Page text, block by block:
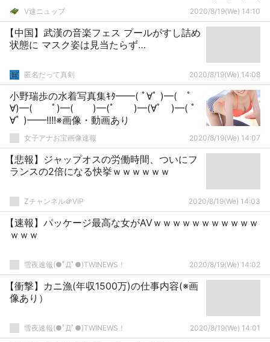
V速ニュップ 2020/8/19(We) 14:10
【中国】武漢の音楽フェス プールがすし詰め
状態に マスク姿は見当たらず…
匿名だって真剣 2020/8/19(We) 14:08
小野瑞歩の水着写真集ｷﾀ━━( ﾟ∀ﾟ )━( ﾟ
∀)━( ﾟ)━( )━(ﾟ )━(∀ﾟ )━( ﾟ
∀ﾟ )━━!!!!※画像・動画あり
女子アナお宝画像速報 2020/8/19(We) 14:07
【悲報】ジャップオスの労働時間、ついにフ
ランスの2倍になる快挙ｗｗｗｗｗｗ
Zチャンネル＠VIP 2020/8/19(We) 14:03
【速報】パッケージ最高な女がAVｗｗｗｗｗｗｗｗｗｗｗ
ｗｗｗ
雪夜速報(●ﾟДﾟ●)TWINEWS！ 2020/8/19(We) 14:02
【衝撃】カニ漁(年収1500万)の仕事内容(※画
像あり）
雪夜速報(●ﾟДﾟ●)TWINEWS！ 2020/8/19(We) 14:01